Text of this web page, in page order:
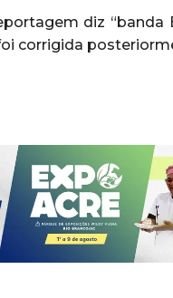
diz “banda
corrigida